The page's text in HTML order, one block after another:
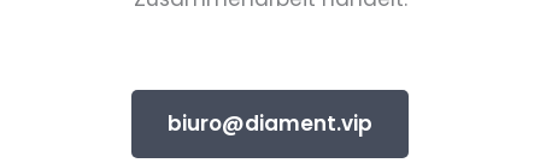
biuro@diament.vip